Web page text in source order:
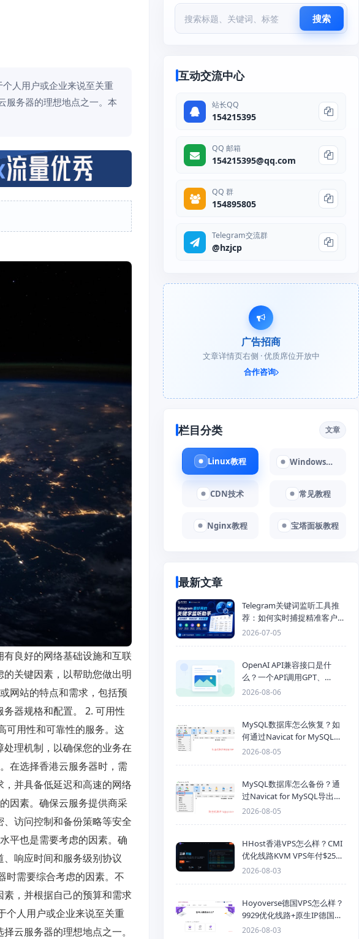
人用户或企业来说至关重
服务器的理想地点之一。本
良好的网络基础设施和互联
关键因素，以帮助您做出明
网站的特点和需求，包括预
器规格和配置。 2. 可用性
可用性和可靠性的服务。这
理机制，以确保您的业务在
在选择香港云服务器时，需
并具备低延迟和高速的网络
因素。确保云服务提供商采
访问控制和备份策略等安全
平也是需要考虑的因素。确
响应时间和服务级别协议
时需要综合考虑的因素。不
，并根据自己的预算和需求
个人用户或企业来说至关重
云服务器的理想地点之一。
搜索
互动交流中心
站长QQ
154215395
QQ 邮箱
154215395@qq.com
QQ 群
154895805
Telegram交流群
@hzjcp
广告招商
文章详情页右侧 · 优质席位开放中
合作咨询
栏目分类 文章
Linux教程 Windows教程
CDN技术 常见教程
Nginx教程 宝塔面板教程
最新文章
Telegram关键词监听工具推
荐：如何实时捕捉精准客户，
提高获客效率？
2026-07-05
OpenAI API兼容接口是什
么？一个API调用GPT、
Claude、Gemini、DeepSeek
2026-08-06
MySQL数据库怎么恢复？如
何通过Navicat for MySQL导
入SQL备份文件
2026-08-05
MySQL数据库怎么备份？通
过Navicat for MySQL导出
Mysql数据库为SQL格式备份
2026-08-05
HHost香港VPS怎么样？CMI
优化线路KVM VPS年付$25
起，4GB内存优惠套餐
2026-08-03
Hoyoverse德国VPS怎么样？
9929优化线路+原生IP德国
KVM VPS推荐
2026-08-03